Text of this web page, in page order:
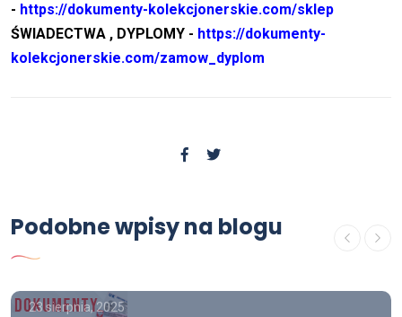
- https://dokumenty-kolekcjonerskie.com/sklep
ŚWIADECTWA , DYPLOMY - https://dokumenty-
kolekcjonerskie.com/zamow_dyplom
Podobne wpisy na blogu
Gdzie kupić świadectwo
ukończenia szkoły średniej z
wpisem
23 sierpnia, 2025